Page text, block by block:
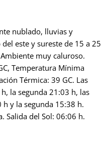
nublado, lluvias y
este y sureste de 15 a 25
muy caluroso.
Temperatura Mínima
Térmica: 39 GC. Las
la segunda 21:03 h, las
y la segunda 15:38 h.
Salida del Sol: 06:06 h.